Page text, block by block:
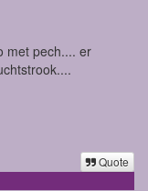
met pech.... er
Quote